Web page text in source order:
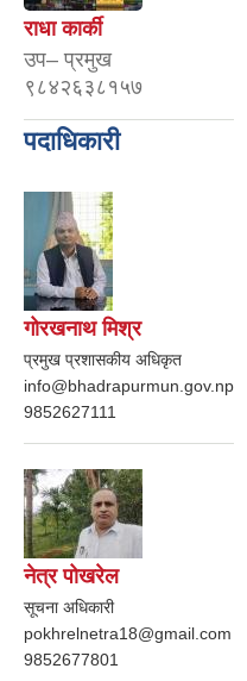
राधा कार्की
उप– प्रमुख
९८४२६३८१५७
पदाधिकारी
गोरखनाथ मिश्र
प्रमुख प्रशासकीय अधिकृत
info@bhadrapurmun.gov.np
9852627111
नेत्र पोखरेल
सूचना अधिकारी
pokhrelnetra18@gmail.com
9852677801